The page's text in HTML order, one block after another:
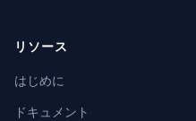
リソース
はじめに
ドキュメント